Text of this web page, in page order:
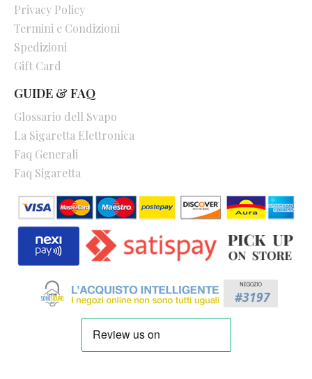
Privacy Policy
Termini e Condizioni
Spedizioni
Gift Card
GUIDE & FAQ
Glossario dell Svapo
La Sigaretta Elettronica
Faq Generali
Faq Sigaretta